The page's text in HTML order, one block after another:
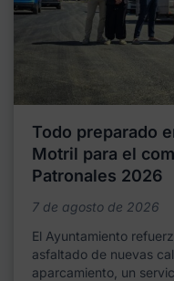
Todo preparado
Motril para el
Patronales 2026
7 de agosto de 2026
El Ayuntamiento
asfaltado de nuevas
aparcamiento, un